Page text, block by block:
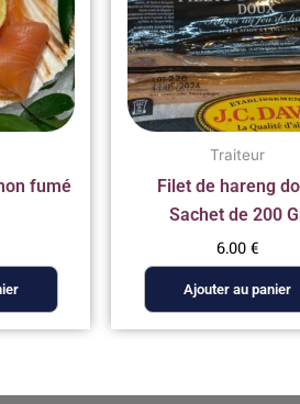
fumé
Traiteur
Filet de hareng
Sachet de 200
6.00€
Ajouter au panier